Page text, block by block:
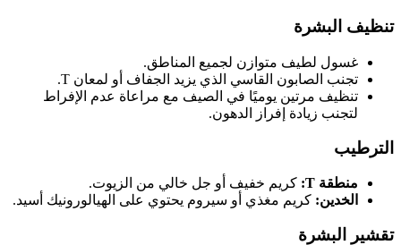
تنظيف البشرة
غسول لطيف متوازن لجميع المناطق.
تجنب الصابون القاسي الذي يزيد الجفاف أو لمعان T.
تنظيف مرتين يوميًا في الصيف مع مراعاة عدم الإفراط
لتجنب زيادة إفراز الدهون.
الترطيب
منطقة T:
كريم خفيف أو جل خالي من الزيوت.
الخدين: كريم مغذي أو سيروم يحتوي على الهيالورونيك أسيد.
تقشير البشرة